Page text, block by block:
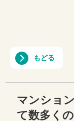
もどる
マンショ
て数多く